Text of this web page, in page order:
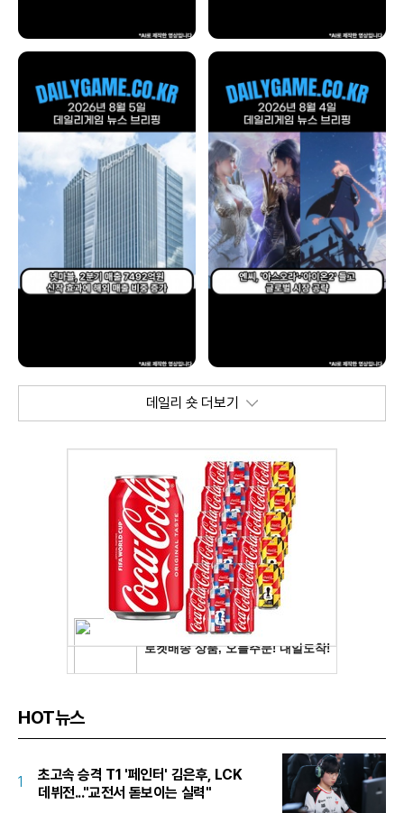
데일리 숏 더보기
HOT뉴스
1
초고속 승격 T1 '페인터' 김은후, LCK
데뷔전..."교전서 돋보이는 실력"